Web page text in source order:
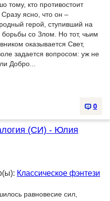
тому, кто противостоит
ясно, что он –
герой, ступивший на
борьбы со Злом. Но тот, чьим
оказывается Свет,
задается вопросом: уж не
Добро...
0
(СИ) - Юлия
Классическое фэнтези
равновесие сил,